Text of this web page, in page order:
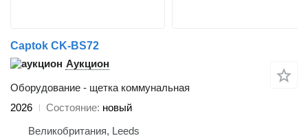
Captok CK-BS72
Аукцион
Оборудование - щетка коммунальная
2026
Состояние новый
Великобритания, Leeds